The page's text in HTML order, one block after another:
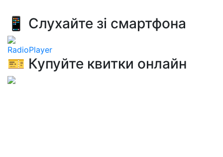
📱 Слухайте зі смартфона
RadioPlayer
🎫 Купуйте квитки онлайн